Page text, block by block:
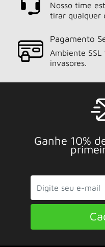
Nosso time
tirar qualquer
Pagamento
Ambiente SSL
invasores.
Ganhe 10%